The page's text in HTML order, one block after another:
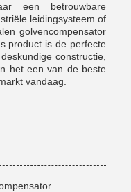
een betrouwbare
leidingsysteem of
golvencompensator
product is de perfecte
constructie,
het een van de beste
vandaag.